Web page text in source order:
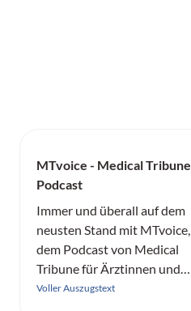
MTvoice - Medical Tribune
Podcast
Immer und überall auf dem
neusten Stand mit MTvoice,
dem Podcast von Medical
Tribune für Ärztinnen und
Ärzte.
Voller Auszugstext